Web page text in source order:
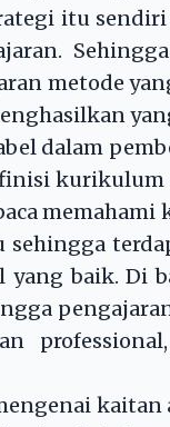
itu
metode
dalam
baik. Di
kaitan